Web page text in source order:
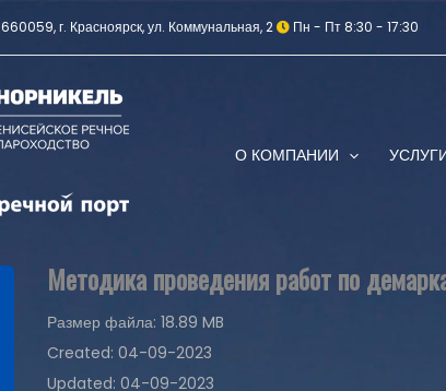
660059, г. Красноярск, ул. Коммунальная, 2 Пн - Пт 8:30 - 17:30
О КОМПАНИИ
Методика проведения работ по
Размер файла: 18.89 MB
Created: 04-09-2023
Updated: 04-09-2023